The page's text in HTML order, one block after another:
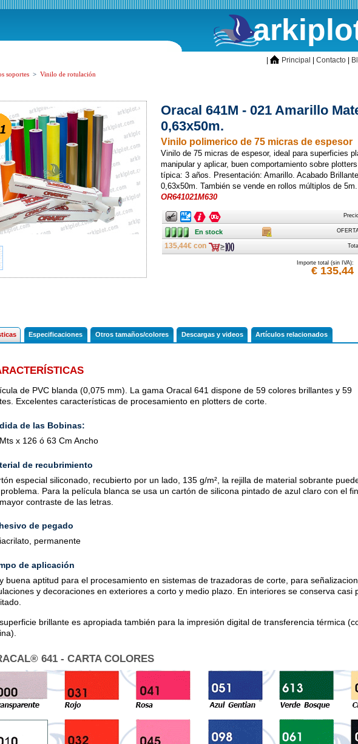
inicioPrincipal Contacto
soportes > Vinilo de rotulación
Oracal 641M - 021 Amarillo
0,63x50m.
Vinilo poli­merico de 75 micras de espesor
Vinilo de 75 micras de espesor, ideal para superficies
manipular y aplicar, buen comportamiento sobre
típica: 3 años. Presentación: Amarillo. Acabado
0,63x50m. También se vende en rollos múltiplos de
OR641021M630
Ancho AnchoAncho Ancho
En stock En stock Caja
135,44€ con
Importe total (sin IVA):
€ 135,44
Especificaciones Otros tamaños/colores Descargas y videos Artículos relacionados
de PVC blanda (0,075 mm). La gama Oracal 641 dispone de 59 colores brillantes y 59
Excelentes características de procesamiento en plotters de corte.
de las Bobinas:
x 126 ó 63 Cm Ancho
de recubrimiento
especial siliconado, recubierto por un lado, 135 g/m², la rejilla de material sobrante
Para la película blanca se usa un cartón de silicona pintado de azul claro con el
contraste de las letras.
de pegado
permanente
de aplicación
buena aptitud para el procesamiento en sistemas de trazadoras de corte, para
y decoraciones en exteriores a corto y medio plazo. En interiores se conserva casi
brillante es apropiada también para la impresión digital de transferencia térmica
641 - CARTA COLORES